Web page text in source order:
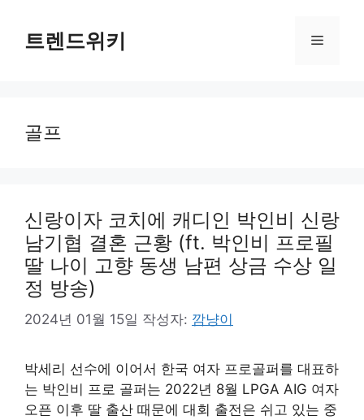
트렌드위키 메
골프
신랑이자 코치에 캐디인 박인비 신랑
남기협 결혼 근황 (ft. 박인비 프로필
딸 나이 고향 동생 남편 상금 수상 일
정 방송)
2024년 01월 15일 작성자: 깜냥이
박세리 선수에 이어서 한국 여자 프로골퍼를 대표하
는 박인비 프로 골퍼는 2022년 8월 LPGA AIG 여자
오픈 이후 딸 출산 때문에 대회 출전은 쉬고 있는 중